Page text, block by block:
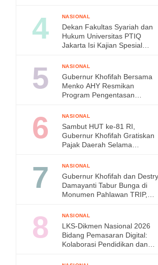
Apresiasi Prestasi Siswa
Vokasi
NASIONAL
Dekan Fakultas Syariah dan
Hukum Universitas PTIQ
Jakarta Isi Kajian Spesial
di Jepang
NASIONAL
Gubernur Khofifah Bersama
Menko AHY Resmikan
Program Pengentasan
Wujudkan Lingkungan ASRI di
Gresik
NASIONAL
Sambut HUT ke-81 RI,
Gubernur Khofifah Gratiskan
Pajak Daerah Selama
NASIONAL
Gubernur Khofifah dan Destry
Damayanti Tabur Bunga di
Monumen Pahlawan TRIP,
Kepahlawanan
NASIONAL
LKS-Dikmen Nasional 2026
Bidang Pemasaran Digital:
Kolaborasi Pendidikan dan
Digital Indonesia